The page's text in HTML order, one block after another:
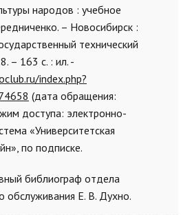
народов : учебное
– Новосибирск :
технический
– 163 с. : ил. -
index.php?
(дата обращения:
доступа: электронно-
«Университетская
по подписке.
библиограф отдела
обслуживания Е. В. Духно.